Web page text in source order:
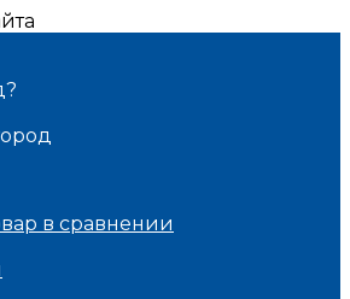
в сравнении